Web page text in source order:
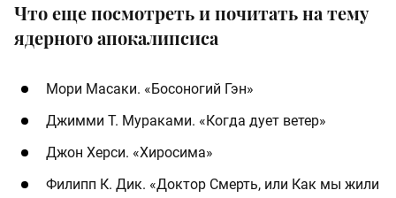
Что еще посмотреть и почитать на тему
ядерного апокалипсиса
Мори Масаки. «Босоногий Гэн»
Джимми Т. Мураками. «Когда дует ветер»
Джон Херси. «Хиросима»
Филипп К. Дик. «Доктор Смерть, или Как мы жили